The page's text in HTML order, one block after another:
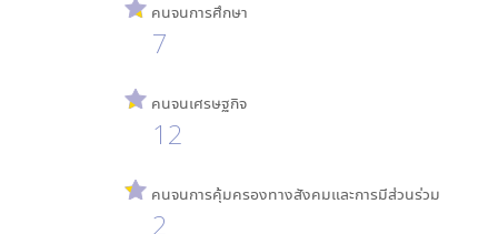
คนจนการศึกษา
7
คนจนเศรษฐกิจ
12
คนจนการคุ้มครองทางสังคมและการมีส่วนร่วม
2